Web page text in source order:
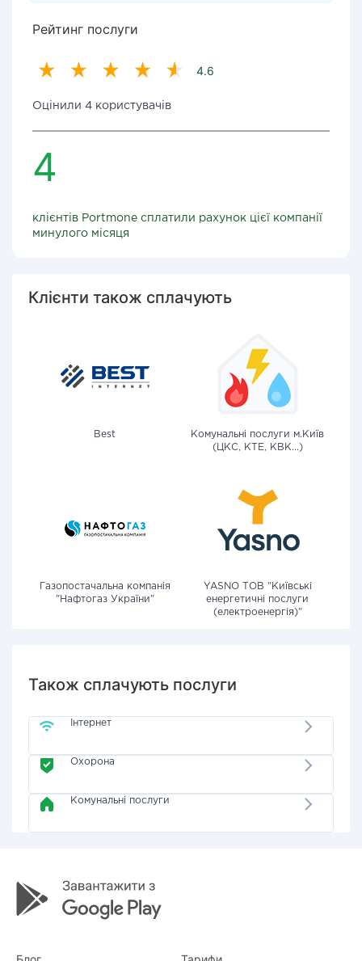
Рейтинг послуги
4.6
Оцінили 4 користувачів
4
клієнтів Portmone сплатили рахунок цієї компанії
минулого місяця
Клієнти також сплачують
Best
Комунальні послуги м.Київ
(ЦКС, КТЕ, КВК...)
Газопостачальна компанія
"Нафтогаз України"
YASNO ТОВ "Київські
енергетичні послуги
(електроенергія)"
Також сплачують послуги
Інтернет
Охорона
Комунальні послуги